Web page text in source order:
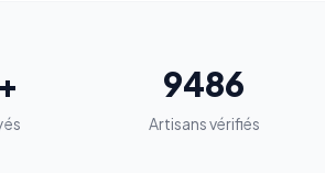
9486
Artisans vérifiés